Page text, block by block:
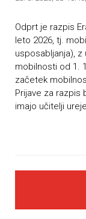
Odprt je razpis
leto 2026, tj.
usposabljanja),
mobilnosti od 1.
začetek
Prijave za razpis
imajo učitelji